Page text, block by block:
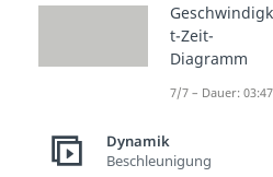
Eine
auch
der
Frequenz
t-Zeit-
Diagramm
7/7 – Dauer: 03:47
Dynamik
Beschleunigung